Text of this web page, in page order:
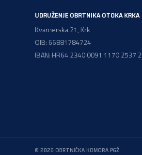
UDRUŽENJE OBRTNIKA OTOKA KRKA
Kvarnerska 21, Krk
OIB: 66881784724
IBAN: HR64 2340 0091 1170 2537 2
© 2026 OBRTNIČKA KOMORA PGŽ